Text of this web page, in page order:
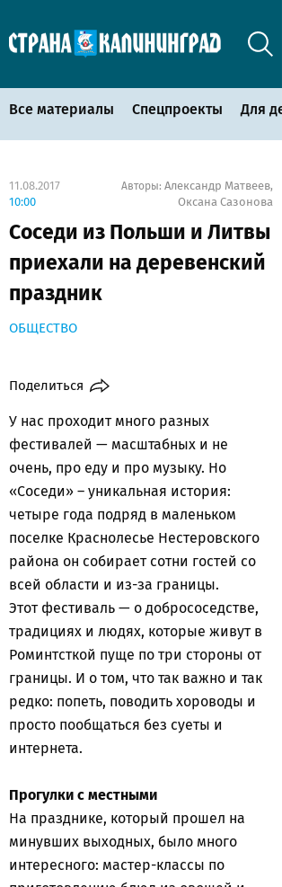
Все материалы Спецпроекты Для
11.08.2017
10:00
Авторы: Александр Матвеев,
Оксана Сазонова
Соседи из Польши и Литвы
приехали на деревенский
праздник
ОБЩЕСТВО
Поделиться
У нас проходит много разных
фестивалей — масштабных и не
очень, про еду и про музыку. Но
«Соседи» – уникальная история:
четыре года подряд в маленьком
поселке Краснолесье Нестеровского
района он собирает сотни гостей со
всей области и из-за границы.
Этот фестиваль — о добрососедстве,
традициях и людях, которые живут в
Роминтсткой пуще по три стороны от
границы. И о том, что так важно и так
редко: попеть, поводить хороводы и
просто пообщаться без суеты и
интернета.
Прогулки с местными
На празднике, который прошел на
минувших выходных, было много
интересного: мастер-классы по